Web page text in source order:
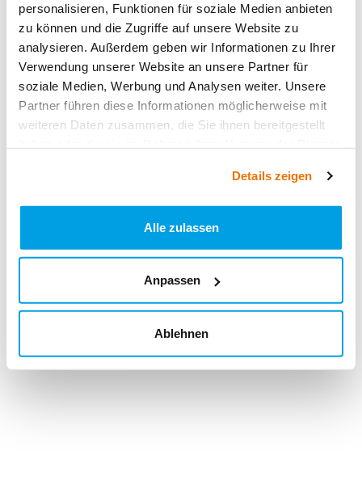
personalisieren, Funktionen für soziale Medien anbieten
zu können und die Zugriffe auf unsere Website zu
analysieren. Außerdem geben wir Informationen zu Ihrer
Verwendung unserer Website an unsere Partner für
soziale Medien, Werbung und Analysen weiter. Unsere
Partner führen diese Informationen möglicherweise mit
weiteren Daten zusammen, die Sie ihnen bereitgestellt
Details zeigen
Alle zulassen
Anpassen
Ablehnen